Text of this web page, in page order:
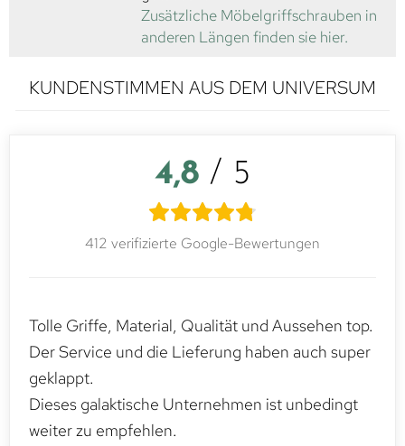
Zusätzliche Möbelgriffschrauben in
anderen Längen finden sie hier.
KUNDENSTIMMEN AUS DEM UNIVERSUM
4,8 / 5
412 verifizierte Google-Bewertungen
Tolle Griffe, Material, Qualität und Aussehen top.
Der Service und die Lieferung haben auch super
geklappt.
Dieses galaktische Unternehmen ist unbedingt
weiter zu empfehlen.